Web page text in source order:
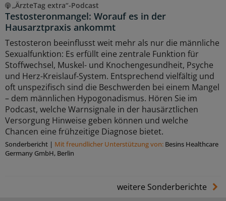
„ÄrzteTag extra“-Podcast
Testosteronmangel: Worauf es in der
Hausarztpraxis ankommt
Testosteron beeinflusst weit mehr als nur die männliche
Sexualfunktion: Es erfüllt eine zentrale Funktion für
Stoffwechsel, Muskel- und Knochengesundheit, Psyche
und Herz-Kreislauf-System. Entsprechend vielfältig und
oft unspezifisch sind die Beschwerden bei einem Mangel
– dem männlichen Hypogonadismus. Hören Sie im
Podcast, welche Warnsignale in der hausärztlichen
Versorgung Hinweise geben können und welche
Chancen eine frühzeitige Diagnose bietet.
Sonderbericht | Mit freundlicher Unterstützung von: Besins Healthcare
Germany GmbH, Berlin
weitere Sonderberichte